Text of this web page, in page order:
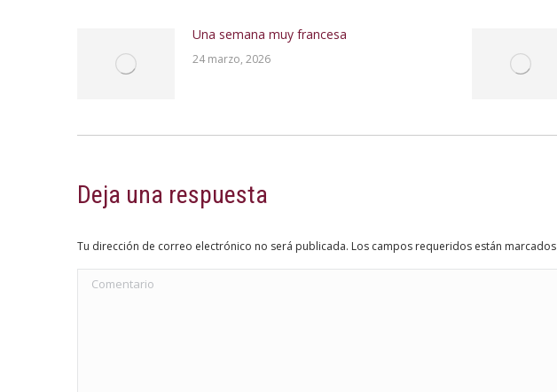
Una semana muy francesa
24 marzo, 2026
Deja una respuesta
Tu dirección de correo electrónico no será publicada. Los campos requeridos están marcados
Comentario